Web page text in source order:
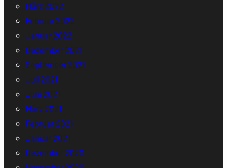
März 2022
Februar 2022
Januar 2022
Dezember 2021
September 2021
Juli 2021
Juni 2021
März 2021
Februar 2021
Januar 2021
Dezember 2020